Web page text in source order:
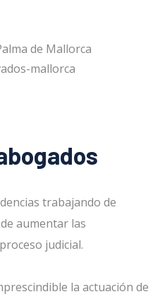
trabajando de
aumentar las
judicial.
la actuación de